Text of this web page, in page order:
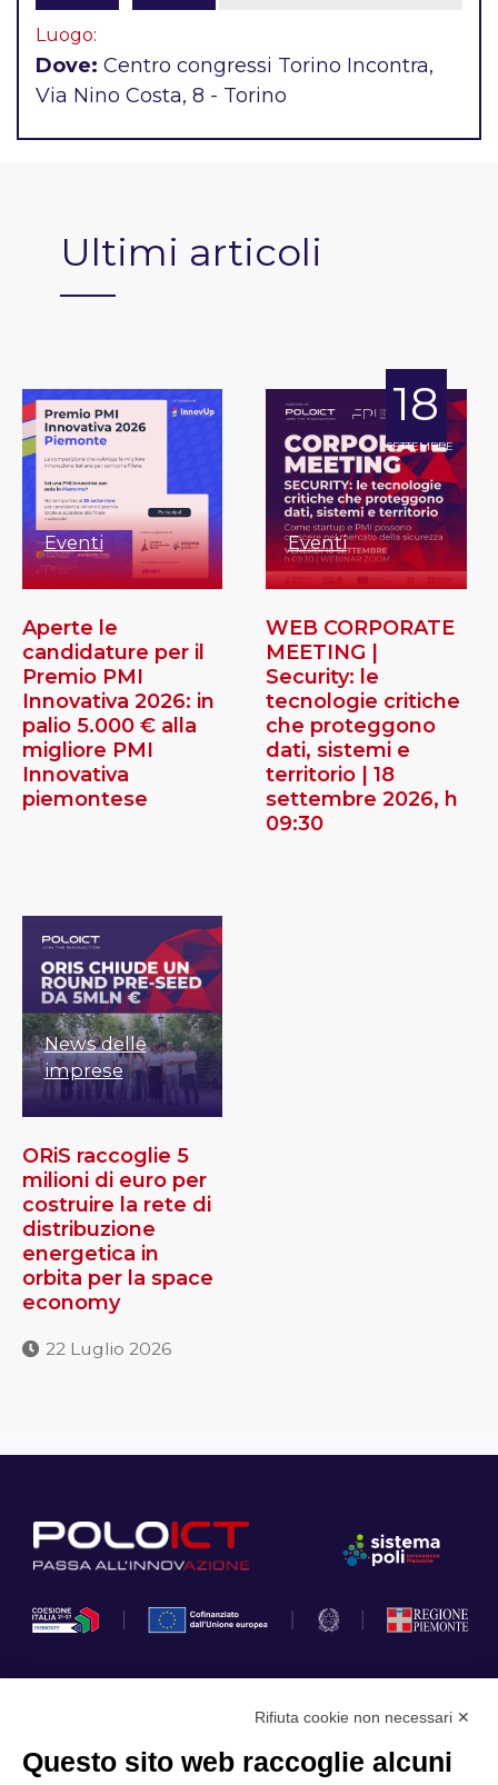
Luogo:
Dove: Centro congressi Torino Incontra,
Via Nino Costa, 8 - Torino
Ultimi articoli
Eventi
Aperte le
candidature per il
Premio PMI
Innovativa 2026: in
palio 5.000 € alla
migliore PMI
Innovativa
piemontese
18
SETTEMBRE
Eventi
WEB CORPORATE
MEETING |
Security: le
tecnologie critiche
che proteggono
dati, sistemi e
territorio | 18
settembre 2026, h
09:30
News delle
imprese
ORiS raccoglie 5
milioni di euro per
costruire la rete di
distribuzione
energetica in
orbita per la space
economy
22 Luglio 2026
Cookie Policy
Rifiuta cookie non necessari ✕
Questo sito web raccoglie alcuni